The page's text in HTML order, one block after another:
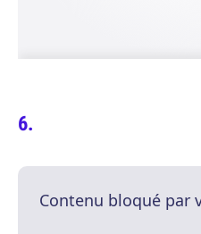
Contenu bloqué par